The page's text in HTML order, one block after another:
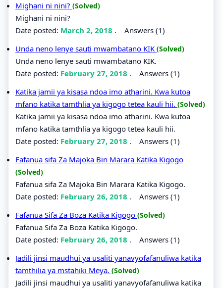
Mighani ni nini? (Solved)
Mighani ni nini?
Date posted: March 2, 2018 . Answers (1)
Unda neno lenye sauti mwambatano KIK (Solved)
Unda neno lenye sauti mwambatano KIK.
Date posted: February 27, 2018 . Answers (1)
Katika jamii ya kisasa ndoa imo atharini. Kwa kutoa
mfano katika tamthlia ya kigogo tetea kauli hii. (Solved)
Katika jamii ya kisasa ndoa imo atharini. Kwa kutoa
mfano katika tamthlia ya kigogo tetea kauli hii.
Date posted: February 27, 2018 . Answers (1)
Fafanua sifa Za Majoka Bin Marara Katika Kigogo
(Solved)
Fafanua sifa Za Majoka Bin Marara Katika Kigogo.
Date posted: February 26, 2018 . Answers (1)
Fafanua Sifa Za Boza Katika Kigogo (Solved)
Fafanua Sifa Za Boza Katika Kigogo.
Date posted: February 26, 2018 . Answers (1)
Jadili jinsi maudhui ya usaliti yanavyofafanuliwa katika
tamthilia ya mstahiki Meya. (Solved)
Jadili jinsi maudhui ya usaliti yanavyofafanuliwa katika